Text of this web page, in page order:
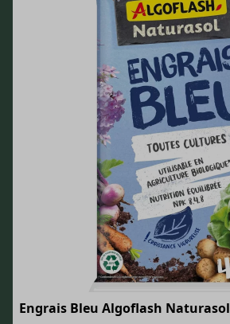
Engrais Bleu Algoflash Naturasol